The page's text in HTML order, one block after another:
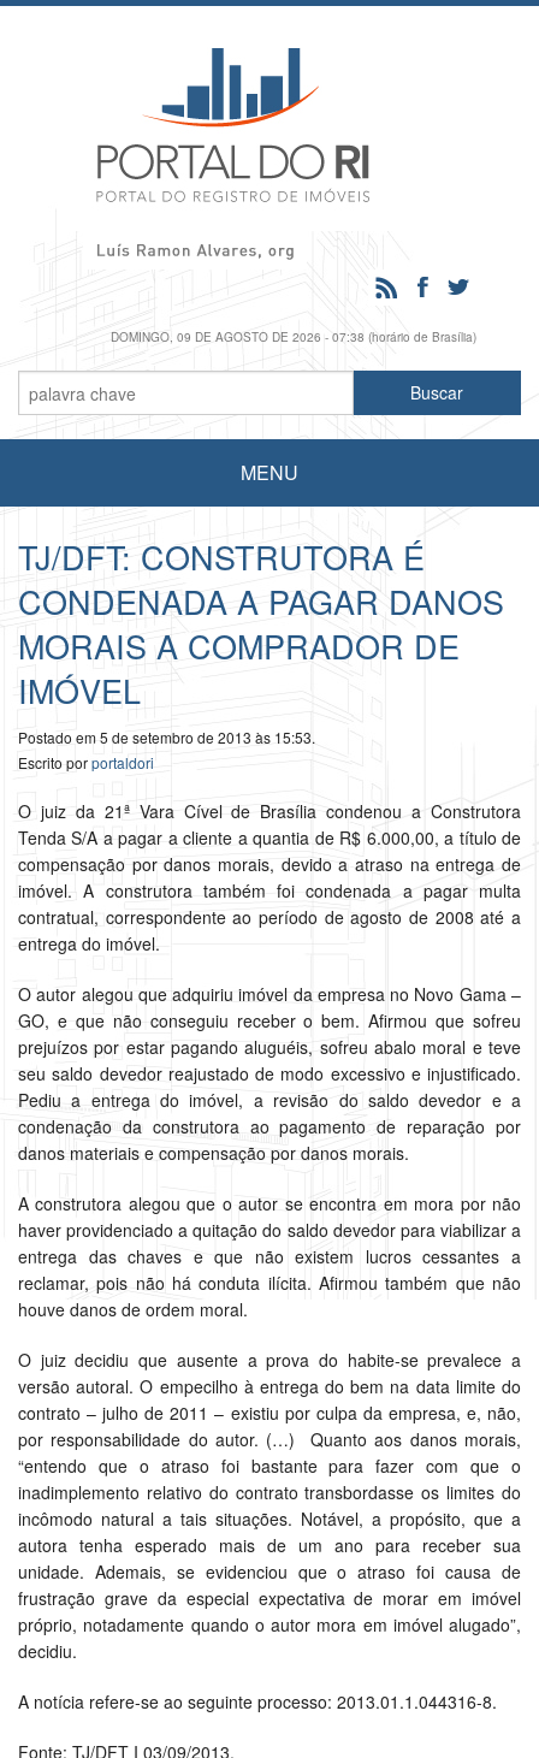
DOMINGO, 09 DE AGOSTO DE 2026 - 07:38 (horário de Brasília)
MENU
TJ/DFT: CONSTRUTORA É
CONDENADA A PAGAR DANOS
MORAIS A COMPRADOR DE
IMÓVEL
Postado em 5 de setembro de 2013 às 15:53.
Escrito porportaldori
O juiz da 21ª Vara Cível de Brasília condenou a Construtora
Tenda S/A a pagar a cliente a quantia de R$ 6.000,00, a título de
compensação por danos morais, devido a atraso na entrega de
imóvel. A construtora também foi condenada a pagar multa
contratual, correspondente ao período de agosto de 2008 até a
entrega do imóvel.
O autor alegou que adquiriu imóvel da empresa no Novo Gama –
GO, e que não conseguiu receber o bem. Afirmou que sofreu
prejuízos por estar pagando aluguéis, sofreu abalo moral e teve
seu saldo devedor reajustado de modo excessivo e injustificado.
Pediu a entrega do imóvel, a revisão do saldo devedor e a
condenação da construtora ao pagamento de reparação por
danos materiais e compensação por danos morais.
A construtora alegou que o autor se encontra em mora por não
haver providenciado a quitação do saldo devedor para viabilizar a
entrega das chaves e que não existem lucros cessantes a
reclamar, pois não há conduta ilícita. Afirmou também que não
houve danos de ordem moral.
O juiz decidiu que ausente a prova do habite-se prevalece a
versão autoral. O empecilho à entrega do bem na data limite do
contrato – julho de 2011 – existiu por culpa da empresa, e, não,
por responsabilidade do autor. (…) Quanto aos danos morais,
“entendo que o atraso foi bastante para fazer com que o
inadimplemento relativo do contrato transbordasse os limites do
incômodo natural a tais situações. Notável, a propósito, que a
autora tenha esperado mais de um ano para receber sua
unidade. Ademais, se evidenciou que o atraso foi causa de
frustração grave da especial expectativa de morar em imóvel
próprio, notadamente quando o autor mora em imóvel alugado”,
decidiu.
A notícia refere-se ao seguinte processo: 2013.01.1.044316-8.
Fonte: TJ/DFT I 03/09/2013.